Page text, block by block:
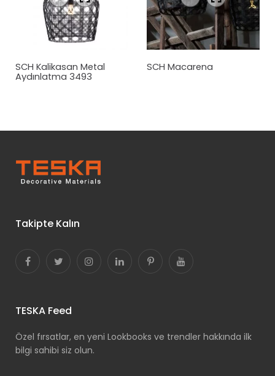
SCH Kalikasan Metal
Aydınlatma 3493
SCH Macarena
Takipte Kalın
TESKA Feed
Özel fırsatlar, en yeni Lookbooks ve trendler hakkında ilk
bilgi sahibi siz olun.